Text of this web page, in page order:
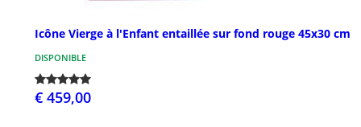
Icône Vierge à l'Enfant entaillée sur fond rouge 45x30 cm
DISPONIBLE
€ 459,00